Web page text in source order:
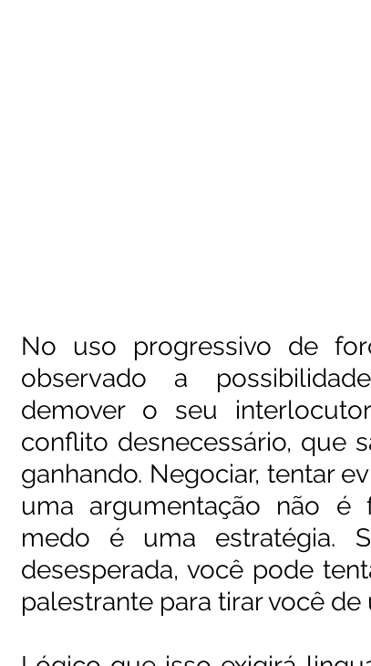
No uso progressivo de
observado a
demover o seu
conflito desnecessário, que
ganhando. Negociar, tentar
uma argumentação não é
medo é uma estratégia.
desesperada, você pode
palestrante para tirar você